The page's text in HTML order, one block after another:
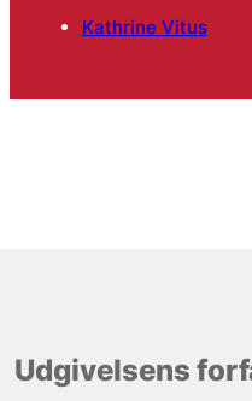
Kathrine Vitus
Udgivelsens